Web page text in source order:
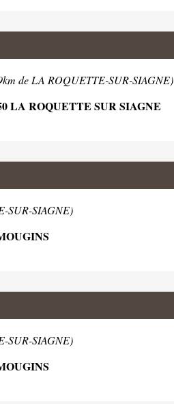
de LA ROQUETTE-SUR-SIAGNE)
LA ROQUETTE SUR SIAGNE
SUR-SIAGNE)
SUR-SIAGNE)